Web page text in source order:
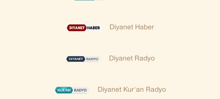
Diyanet Haber
Diyanet Radyo
Diyanet Kur'an Radyo